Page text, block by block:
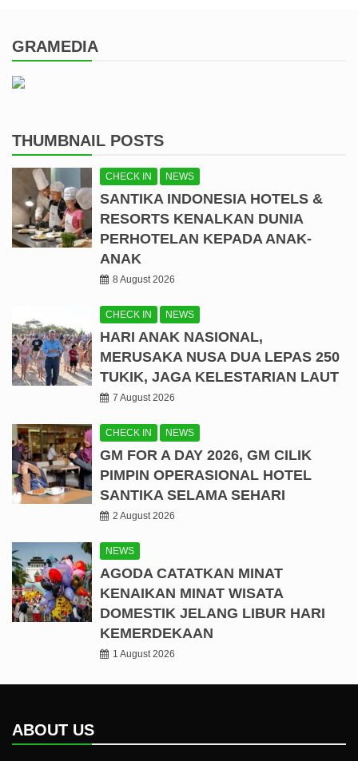
GRAMEDIA
THUMBNAIL POSTS
CHECK IN NEWS
SANTIKA INDONESIA HOTELS &
RESORTS KENALKAN DUNIA
PERHOTELAN KEPADA ANAK-
ANAK
8 August 2026
CHECK IN NEWS
HARI ANAK NASIONAL,
MERUSAKA NUSA DUA LEPAS 250
TUKIK, JAGA KELESTARIAN LAUT
7 August 2026
CHECK IN NEWS
GM FOR A DAY 2026, GM CILIK
PIMPIN OPERASIONAL HOTEL
SANTIKA SELAMA SEHARI
2 August 2026
NEWS
AGODA CATATKAN MINAT
KENAIKAN MINAT WISATA
DOMESTIK JELANG LIBUR HARI
KEMERDEKAAN
1 August 2026
ABOUT US